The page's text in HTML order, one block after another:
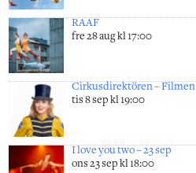
RAAF
fre 28 aug kl 17:00
Cirkusdirektören – Filmen
tis 8 sep kl 19:00
I love you two – 23 sep
ons 23 sep kl 18:00